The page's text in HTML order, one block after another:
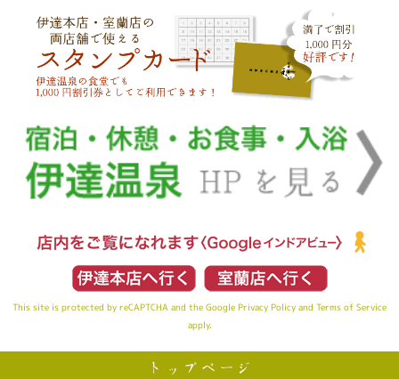
This site is protected by reCAPTCHA and the Google Privacy Policy and Terms of Service
apply.
トップページ